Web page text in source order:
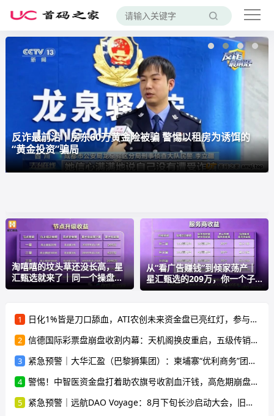
反诈最前沿丨房东60万黄金险被骗 警惕以租房为诱饵的
“黄金投资”骗局
淘嘻嘻的坟头草还没长高，星
汇甄选就来了｜同一个操盘
手，同
从“看广告赚钱”到倾家荡产｜
星汇甄选的209万，你一个子
儿都
1 日化1%皆是刀口舔血，ATI农创未来资金盘已亮红灯，参与者速离！
2 信德国际彩票盘崩盘收割内幕：天机阁换皮重启，五级传销骗局榨干散户，立即停手止损
3 紧急预警｜大华汇盈（巴黎狮集团）：柬埔寨“优利商务”团伙换壳第五弹，开盘一月单割50人，辉立期货、华融共创怎么崩的它就怎么崩
4 警惕！中智医资金盘打着助农旗号收割血汗钱，高危期崩盘在即，别再往里投一分钱
5 紧急预警｜远航DAO Voyage：8月下旬长沙启动大会，旧盘团队平移，RWA+大宗商品包装——又是庞氏滚盘的老剧本